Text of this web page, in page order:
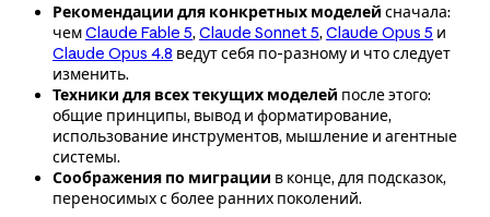
Рекомендации для конкретных моделей сначала:
чемClaude Fable 5, Claude Sonnet 5, Claude Opus 5 и
Claude Opus 4.8 ведут себя по-разному и что следует
изменить.
Техники для всех текущих моделей после этого:
общие принципы, вывод и форматирование,
использование инструментов, мышление и агентные
системы.
Соображения по миграции в конце, для подсказок,
переносимых с более ранних поколений.